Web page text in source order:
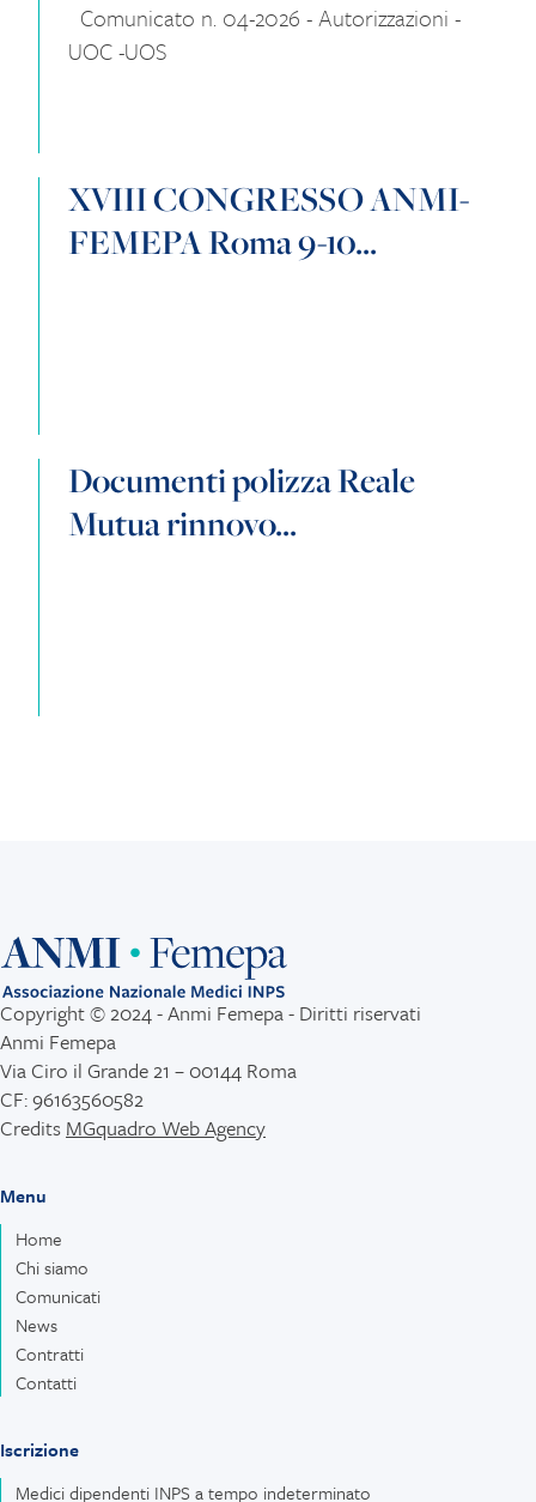
Comunicato n. 04-2026 - Autorizzazioni -
UOC -UOS
XVIII CONGRESSO ANMI-
FEMEPA Roma 9-10...
Documenti polizza Reale
Mutua rinnovo...
Copyright © 2024 - Anmi Femepa - Diritti riservati
Anmi Femepa
Via Ciro il Grande 21 – 00144 Roma
CF: 96163560582
Credits MGquadro Web Agency
Menu
Home
Chi siamo
Comunicati
News
Contratti
Contatti
Iscrizione
Medici dipendenti INPS a tempo indeterminato